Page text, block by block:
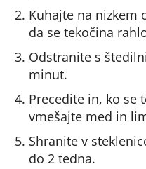
Kuhajte na nizkem
da se tekočina
Odstranite s
minut.
Precedite in, ko se
vmešajte med in
Shranite v
do 2 tedna.